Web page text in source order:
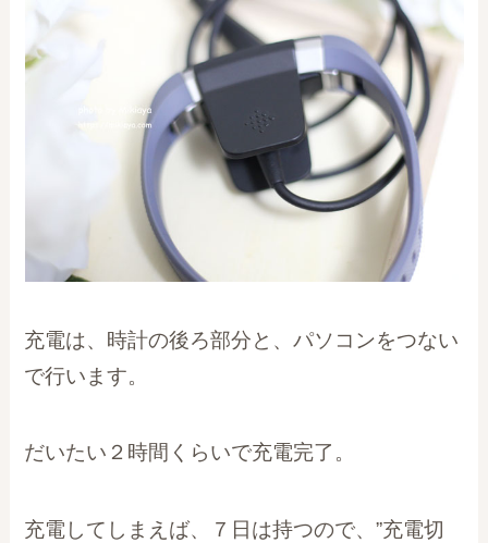
充電は、時計の後ろ部分と、パソコンをつない
で行います。
だいたい２時間くらいで充電完了。
充電してしまえば、７日は持つので、”充電切